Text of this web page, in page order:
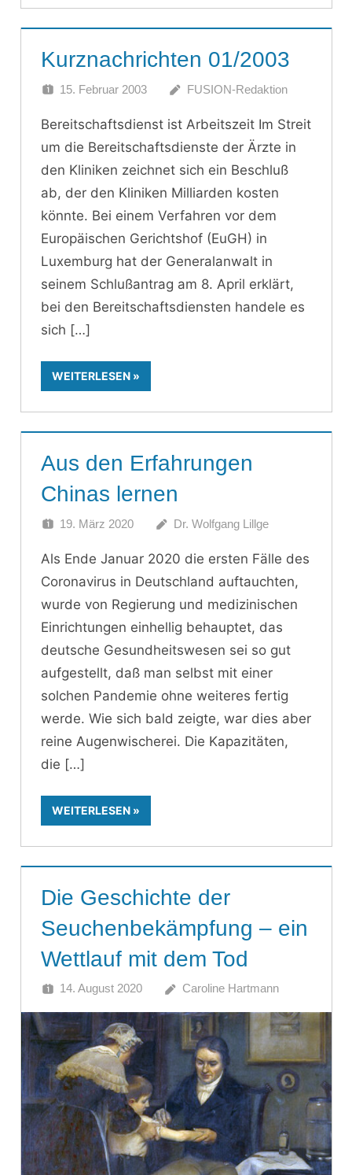
Kurznachrichten 01/2003
15. Februar 2003 FUSION-Redaktion
Bereitschaftsdienst ist Arbeitszeit Im Streit
um die Bereitschaftsdienste der Ärzte in
den Kliniken zeichnet sich ein Beschluß
ab, der den Kliniken Milliarden kosten
könnte. Bei einem Verfahren vor dem
Europäischen Gerichtshof (EuGH) in
Luxemburg hat der Generalanwalt in
seinem Schlußantrag am 8. April erklärt,
bei den Bereitschaftsdiensten handele es
sich
WEITERLESEN
Aus den Erfahrungen
Chinas lernen
19. März 2020 Dr. Wolfgang Lillge
Als Ende Januar 2020 die ersten Fälle des
Coronavirus in Deutschland auftauchten,
wurde von Regierung und medizinischen
Einrichtungen einhellig behauptet, das
deutsche Gesundheitswesen sei so gut
aufgestellt, daß man selbst mit einer
solchen Pandemie ohne weiteres fertig
werde. Wie sich bald zeigte, war dies aber
reine Augenwischerei. Die Kapazitäten,
die
WEITERLESEN
Die Geschichte der
Seuchenbekämpfung – ein
Wettlauf mit dem Tod
14. August 2020 Caroline Hartmann